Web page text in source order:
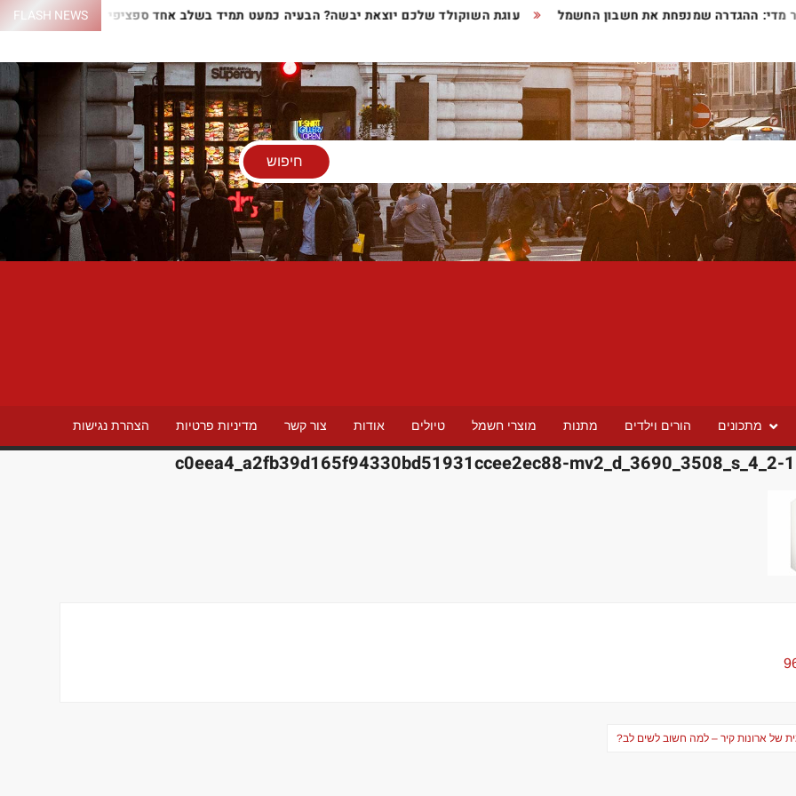
FLASH NEWS
התנור עוגת השוקולד שלכם יוצאת יבשה? הבעיה כמעט תמיד בשלב אחד ספציפי מדי: ההגדרה שמנפחת את חשבון החשמל
מתכונים הורים וילדים מתנות מוצרי חשמל טיולים אודות צור קשר מדיניות פרטיות הצהרת נגישות
c0eea4_a2fb39d165f94330bd51931ccee2ec88-mv2_d_3690_3508_s_4_2-
של ארונות קיר – למה חשוב לשים לב?